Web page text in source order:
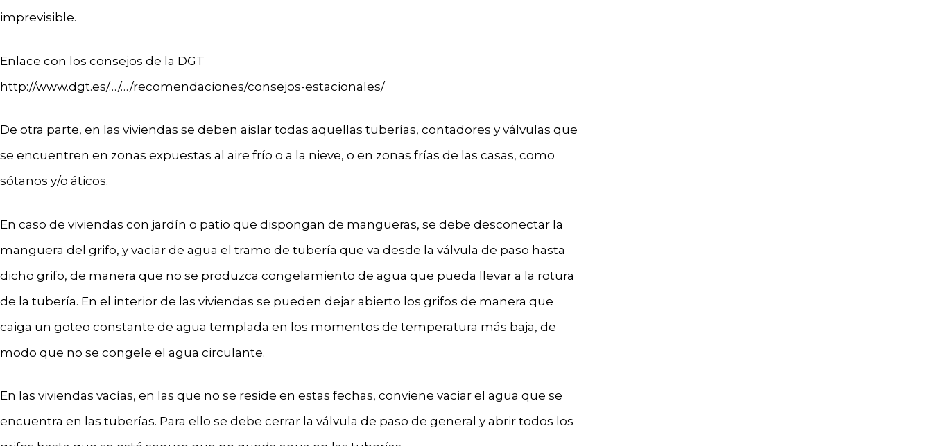
imprevisible.
Enlace con los consejos de la DGT
http://www.dgt.es/…/…/recomendaciones/consejos-estacionales/
De otra parte, en las viviendas se deben aislar todas aquellas tuberías, contadores y válvulas que
se encuentren en zonas expuestas al aire frío o a la nieve, o en zonas frías de las casas, como
sótanos y/o áticos.
En caso de viviendas con jardín o patio que dispongan de mangueras, se debe desconectar la
manguera del grifo, y vaciar de agua el tramo de tubería que va desde la válvula de paso hasta
dicho grifo, de manera que no se produzca congelamiento de agua que pueda llevar a la rotura
de la tubería. En el interior de las viviendas se pueden dejar abierto los grifos de manera que
caiga un goteo constante de agua templada en los momentos de temperatura más baja, de
modo que no se congele el agua circulante.
En las viviendas vacías, en las que no se reside en estas fechas, conviene vaciar el agua que se
encuentra en las tuberías. Para ello se debe cerrar la válvula de paso de general y abrir todos los